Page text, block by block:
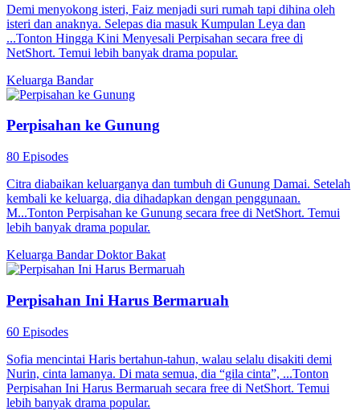
Demi menyokong isteri, Faiz menjadi suri rumah tapi dihina oleh
isteri dan anaknya. Selepas dia masuk Kumpulan Leya dan
...Tonton Hingga Kini Menyesali Perpisahan secara free di
NetShort. Temui lebih banyak drama popular.
Keluarga Bandar
Perpisahan ke Gunung
80 Episodes
Citra diabaikan keluarganya dan tumbuh di Gunung Damai. Setelah
kembali ke keluarga, dia dihadapkan dengan penggunaan.
M...Tonton Perpisahan ke Gunung secara free di NetShort. Temui
lebih banyak drama popular.
Keluarga BandarDoktor Bakat
Perpisahan Ini Harus Bermaruah
60 Episodes
Sofia mencintai Haris bertahun-tahun, walau selalu disakiti demi
Nurin, cinta lamanya. Di mata semua, dia “gila cinta”, ...Tonton
Perpisahan Ini Harus Bermaruah secara free di NetShort. Temui
lebih banyak drama popular.